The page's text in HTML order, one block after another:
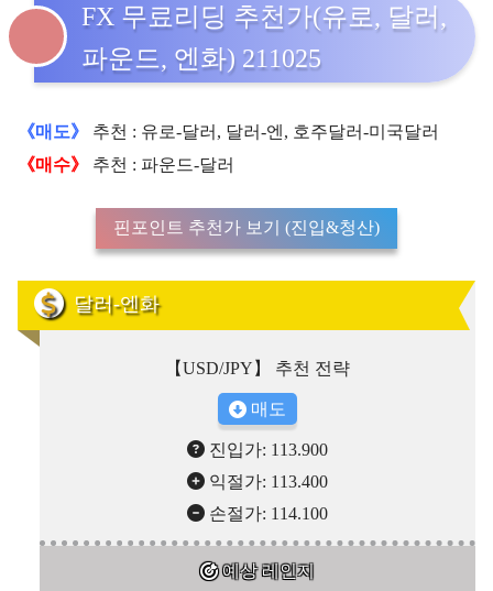
FX 무료리딩 추천가(유로, 달러,
파운드, 엔화) 211025
《매도》
추천 : 유로-달러, 달러-엔, 호주달러-미국달러
《매수》
추천 : 파운드-달러
핀포인트 추천가 보기 (진입&청산)
달러-엔화
【USD/JPY】 추천 전략
매도
진입가: 113.900
익절가: 113.400
손절가: 114.100
예상 레인지